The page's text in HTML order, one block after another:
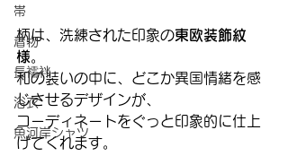
帯
着物
長襦袢
浴衣
魚河岸シャツ
柄は、洗練された印象の東欧装飾紋
様。
和の装いの中に、どこか異国情緒を感
じさせるデザインが、
コーディネートをぐっと印象的に仕上
げてくれます。